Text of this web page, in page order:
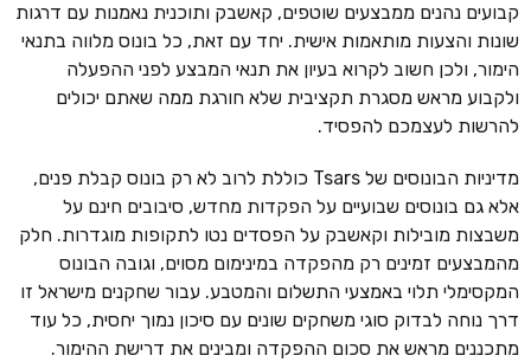
קבועים נהנים ממבצעים שוטפים, קאשבק ותוכנית נאמנות עם דרגות
שונות והצעות מותאמות אישית. יחד עם זאת, כל בונוס מלווה בתנאי
הימור, ולכן חשוב לקרוא בעיון את תנאי המבצע לפני ההפעלה
ולקבוע מראש מסגרת תקציבית שלא חורגת ממה שאתם יכולים
להרשות לעצמכם להפסיד.
מדיניות הבונוסים של Tsars כוללת לרוב לא רק בונוס קבלת פנים,
אלא גם בונוסים שבועיים על הפקדות מחדש, סיבובים חינם על
משבצות מובילות וקאשבק על הפסדים נטו לתקופות מוגדרות. חלק
מהמבצעים זמינים רק מהפקדה במינימום מסוים, וגובה הבונוס
המקסימלי תלוי באמצעי התשלום והמטבע. עבור שחקנים מישראל זו
דרך נוחה לבדוק סוגי משחקים שונים עם סיכון נמוך יחסית, כל עוד
מתכננים מראש את סכום ההפקדה ומבינים את דרישת ההימור.